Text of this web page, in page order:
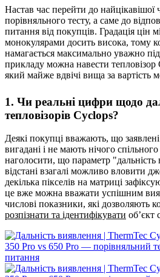
Настав час перейти до найцікавішої
порівняльного тесту, а саме до
питання від покупців. Градація цін
монокулярами досить висока, тому
намагається максимально уважно
прикладу можна навести тепловізор
який майже вдвічі вища за вартість
1. Чи реальні цифри щодо
тепловізорів Cyclops?
Деякі покупці вважають, що
вигадані і не мають нічого
наголосити, що параметр "дальність
відстані взагалі можливо вловити
декілька пікселів на матриці
це вже можна вважати успішним
числові показники, які дозволяють
розпізнати та ідентифікувати об’єкт